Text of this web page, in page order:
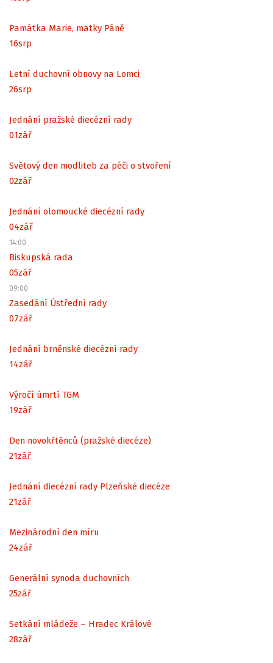
Památka Marie, matky Páně
16srp
Letní duchovní obnovy na Lomci
26srp
Jednání pražské diecézní rady
01zář
Světový den modliteb za péči o stvoření
02zář
Jednání olomoucké diecézní rady
04zář
14:00
Biskupská rada
05zář
09:00
Zasedání Ústřední rady
07zář
Jednání brněnské diecézní rady
14zář
Výročí úmrtí TGM
19zář
Den novokřtěnců (pražské diecéze)
21zář
Jednání diecézní rady Plzeňské diecéze
21zář
Mezinárodní den míru
24zář
Generální synoda duchovních
25zář
Setkání mládeže – Hradec Králové
28zář